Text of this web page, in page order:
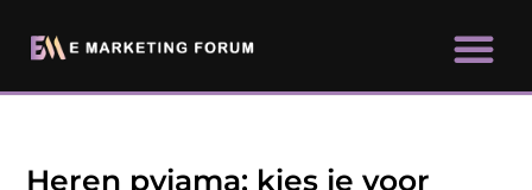
Heren pyjama: kies je voor